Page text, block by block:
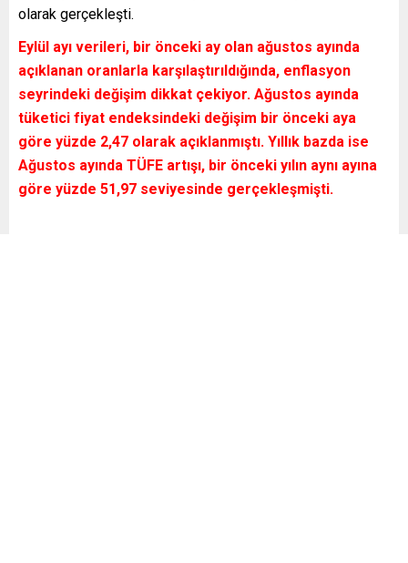
olarak gerçekleşti.
Eylül ayı verileri, bir önceki ay olan ağustos ayında
açıklanan oranlarla karşılaştırıldığında, enflasyon
seyrindeki değişim dikkat çekiyor. Ağustos ayında
tüketici fiyat endeksindeki değişim bir önceki aya
göre yüzde 2,47 olarak açıklanmıştı. Yıllık bazda ise
Ağustos ayında TÜFE artışı, bir önceki yılın aynı ayına
göre yüzde 51,97 seviyesinde gerçekleşmişti.